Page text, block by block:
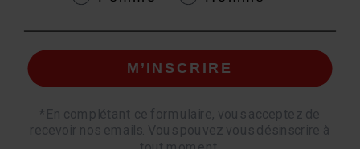
© EAFIT 2026 | Pago seguro *Norma AFNOR NF EN 17444. Consulte la ficha del
producto.
Paga de forma segura
M’INSCRIRE
* En complétant ce formulaire, vous acceptez de
recevoir nos emails. Vous pouvez vous désinscrire à